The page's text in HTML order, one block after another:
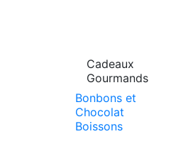
Cadeaux
Gourmands
Bonbons et
Chocolat
Boissons